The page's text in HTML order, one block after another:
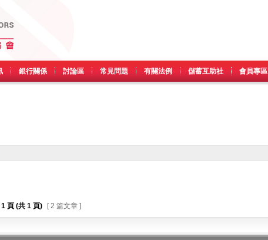
銀行關係 討論區 常見問題 有關法例 儲蓄互助社 會員專區
1 頁 (共 1 頁) [ 2 篇文章 ]